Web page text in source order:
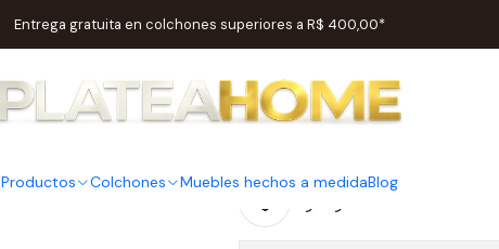
Productos Colchones Muebles hechos a medidaBlog
Entrega gratuita en colchones superiores a R$ 400,00*
Inicio Salas Sillas / Sillones Silla DC718
|
Silla DC718